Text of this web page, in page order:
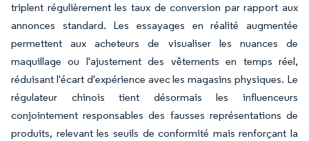
triplent régulièrement les taux de conversion par rapport aux
annonces standard. Les essayages en réalité augmentée
permettent aux acheteurs de visualiser les nuances de
maquillage ou l'ajustement des vêtements en temps réel,
réduisant l'écart d'expérience avec les magasins physiques. Le
régulateur chinois tient désormais les influenceurs
conjointement responsables des fausses représentations de
produits, relevant les seuils de conformité mais renforçant la